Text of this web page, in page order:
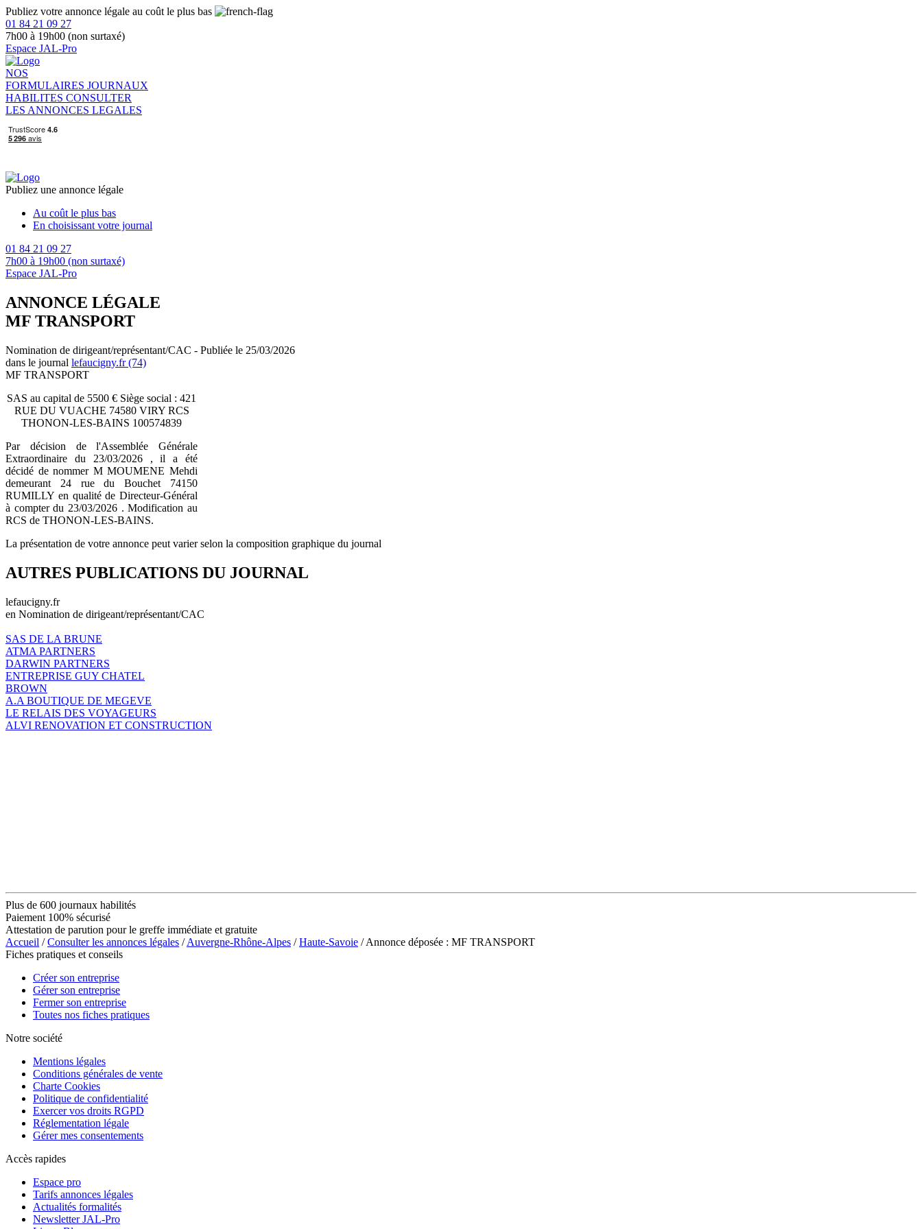
Publiez votre annonce légale au coût le plus bas
01 84 21 09 27
7h00 à 19h00 (non surtaxé)
Espace JAL-Pro
NOS
FORMULAIRES JOURNAUX
HABILITES CONSULTER
LES ANNONCES LEGALES
Publiez une annonce légale
Au coût le plus bas
En choisissant votre journal
01 84 21 09 27
7h00 à 19h00 (non surtaxé)
Espace JAL-Pro
ANNONCE LÉGALE
MF TRANSPORT
Nomination de dirigeant/représentant/CAC - Publiée le 25/03/2026
dans le journal lefaucigny.fr (74)
MF TRANSPORT
SAS au capital de 5500 € Siège social : 421
RUE DU VUACHE 74580 VIRY RCS
THONON-LES-BAINS 100574839
Par décision de l'Assemblée Générale
Extraordinaire du 23/03/2026 , il a été
décidé de nommer M MOUMENE Mehdi
demeurant 24 rue du Bouchet 74150
RUMILLY en qualité de Directeur-Général
à compter du 23/03/2026 . Modification au
RCS de THONON-LES-BAINS.
La présentation de votre annonce peut varier selon la composition graphique du journal
AUTRES PUBLICATIONS DU JOURNAL
lefaucigny.fr
en Nomination de dirigeant/représentant/CAC
SAS DE LA BRUNE
ATMA PARTNERS
DARWIN PARTNERS
ENTREPRISE GUY CHATEL
BROWN
A.A BOUTIQUE DE MEGEVE
LE RELAIS DES VOYAGEURS
ALVI RENOVATION ET CONSTRUCTION
Plus de 600 journaux habilités
Paiement 100% sécurisé
Attestation de parution pour le greffe immédiate et gratuite
Accueil /Consulter les annonces légales /Auvergne-Rhône-Alpes /Haute-Savoie / Annonce déposée : MF TRANSPORT
Fiches pratiques et conseils
Créer son entreprise
Gérer son entreprise
Fermer son entreprise
Toutes nos fiches pratiques
Notre société
Mentions légales
Conditions générales de vente
Charte Cookies
Politique de confidentialité
Exercer vos droits RGPD
Réglementation légale
Gérer mes consentements
Accès rapides
Espace pro
Tarifs annonces légales
Actualités formalités
Newsletter JAL-Pro